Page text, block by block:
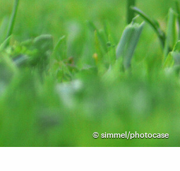
© simmel/photocase